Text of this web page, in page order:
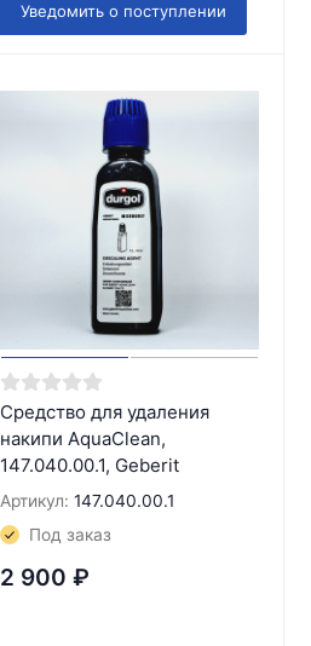
Уведомить о поступлении
Средство для удаления
накипи AquaClean,
147.040.00.1, Geberit
Артикул: 147.040.00.1
Под заказ
2 900 ₽